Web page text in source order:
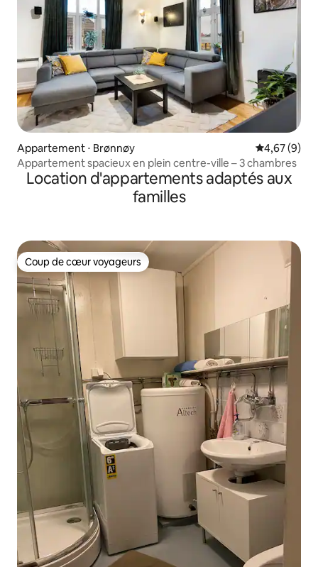
Appartement ⋅ Brønnøy Évaluation
4,67 (9)
Appartement spacieux en plein centre-ville – 3 chambres
Location d'appartements adaptés aux
familles
Coup de cœur voyageurs
Coup de cœur voyageurs